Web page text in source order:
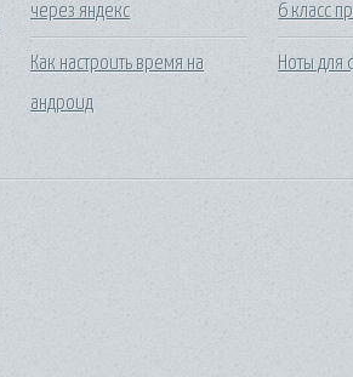
через яндекс
Как настроить время на
андроид
6 класс
Ноты для